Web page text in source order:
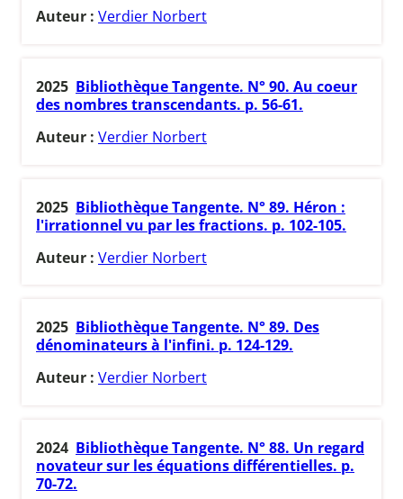
Auteur : Verdier Norbert
2025 Bibliothèque Tangente. N° 90. Au coeur
des nombres transcendants. p. 56-61.
Auteur : Verdier Norbert
2025 Bibliothèque Tangente. N° 89. Héron :
l'irrationnel vu par les fractions. p. 102-105.
Auteur : Verdier Norbert
2025 Bibliothèque Tangente. N° 89. Des
dénominateurs à l'infini. p. 124-129.
Auteur : Verdier Norbert
2024 Bibliothèque Tangente. N° 88. Un regard
novateur sur les équations différentielles. p.
70-72.